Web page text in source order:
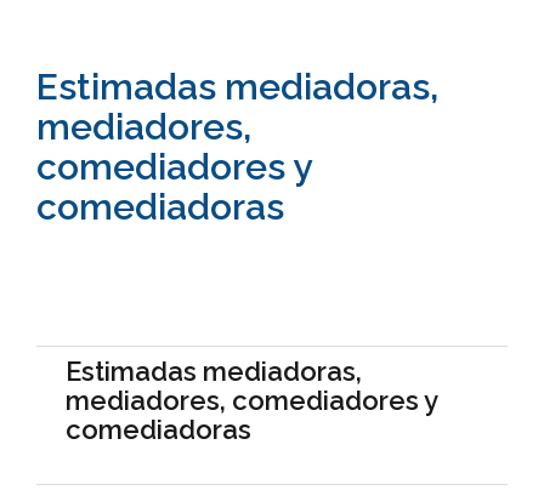
Estimadas mediadoras,
mediadores,
comediadores y
comediadoras
Estimadas mediadoras,
mediadores, comediadores y
comediadoras